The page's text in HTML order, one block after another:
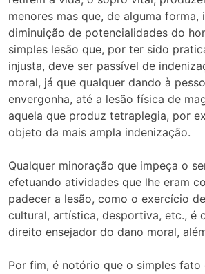
menores mas que, de alguma forma,
diminuição de potencialidades do
simples lesão que, por ter sido
injusta, deve ser passível de
moral, já que qualquer dando à
envergonha, até a lesão física de
aquela que produz tetraplegia, por
objeto da mais ampla indenização.
Qualquer minoração que impeça o
efetuando atividades que lhe eram
padecer a lesão, como o exercício
cultural, artística, desportiva, etc., é
direito ensejador do dano moral,
Por fim, é notório que o simples fato